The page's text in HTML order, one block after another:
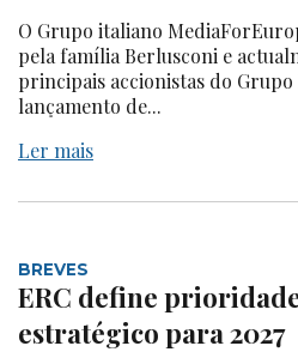
O Grupo italiano
pela família Berlusconi e
principais accionistas do
lançamento de...
Ler mais
BREVES
ERC define
estratégico para 2027